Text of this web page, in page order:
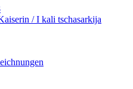
/ I kali tschasarkija